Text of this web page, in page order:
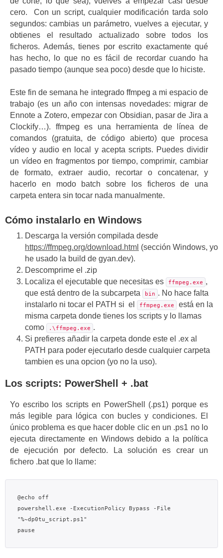
cero. Con un script, cualquier modificación tarda solo
segundos: cambias un parámetro, vuelves a ejecutar, y
obtienes el resultado actualizado sobre todos los
ficheros. Además, tienes por escrito exactamente qué
has hecho, lo que no es fácil de recordar cuando ha
pasado tiempo (aunque sea poco) desde que lo hiciste.
Este fin de semana he integrado ffmpeg a mi espacio de
trabajo (es un año con intensas novedades: migrar de
Ennote a Zotero, empezar con Obsidian, pasar de Jira a
Clockify…). ffmpeg es una herramienta de línea de
comandos (gratuita, de código abierto) que procesa
vídeo y audio en local y acepta scripts. Puedes dividir
un vídeo en fragmentos por tiempo, comprimir, cambiar
de formato, extraer audio, recortar o concatenar, y
hacerlo en modo batch sobre los ficheros de una
carpeta entera sin tocar nada manualmente.
Cómo instalarlo en Windows
Descarga la versión compilada desde
https://ffmpeg.org/download.html (sección Windows, yo
he usado la build de gyan.dev).
Descomprime el .zip
Localiza el ejecutable que necesitas es
ffmpeg.exe ,
que está dentro de la subcarpeta
bin . No hace falta
instalarlo ni tocar el PATH si el
ffmpeg.exe
está en la
misma carpeta donde tienes los scripts y lo llamas
como
.\ffmpeg.exe .
Si prefieres añadir la carpeta donde este el .ex al
PATH para poder ejecutarlo desde cualquier carpeta
tambien es una opcion (yo no la uso).
Los scripts: PowerShell + .bat
Yo escribo los scripts en PowerShell (.ps1) porque es
más legible para lógica con bucles y condiciones. El
único problema es que hacer doble clic en un .ps1 no lo
ejecuta directamente en Windows debido a la política
de ejecución por defecto. La solución es crear un
fichero .bat que lo llame:
@echo off
powershell.exe -ExecutionPolicy Bypass -File
"%~dp0tu_script.ps1"